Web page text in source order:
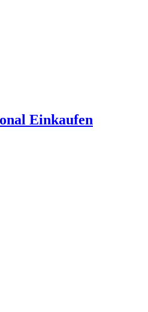
Einkaufen